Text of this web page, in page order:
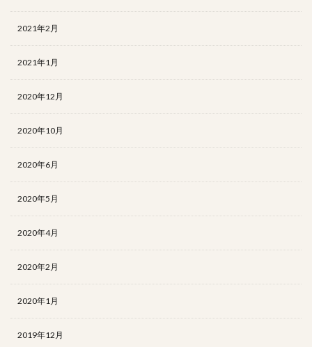
2021年2月
2021年1月
2020年12月
2020年10月
2020年6月
2020年5月
2020年4月
2020年2月
2020年1月
2019年12月